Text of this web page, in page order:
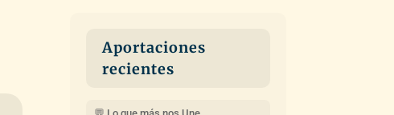
Aportaciones
recientes